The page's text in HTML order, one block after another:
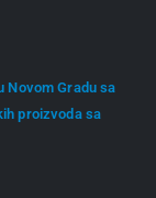
Novom Gradu sa
proizvoda sa